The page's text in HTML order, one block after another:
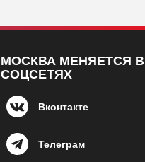
МОСКВА МЕНЯЕТСЯ В
СОЦСЕТЯХ
Вконтакте
Телеграм